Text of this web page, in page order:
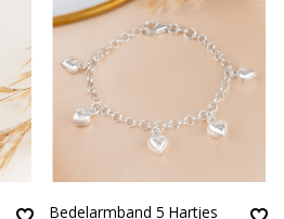
Bedelarmband 5 Hartjes